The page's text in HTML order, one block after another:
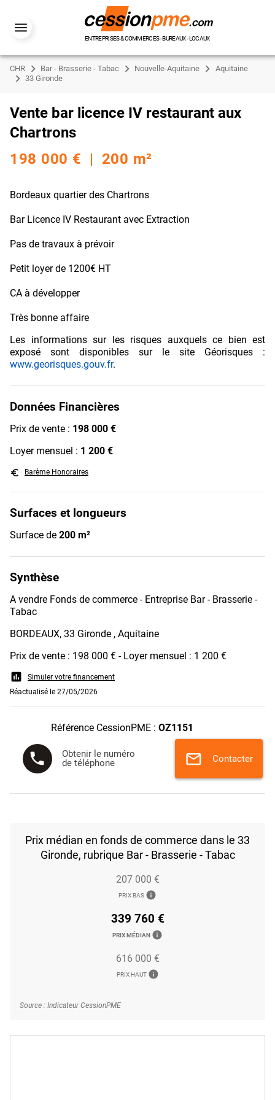
ENTREPRISES & COMMERCES - BUREAUX - LOCAUX
CHR Bar - Brasserie - Tabac Nouvelle-Aquitaine
Aquitaine
33 Gironde
Vente bar licence IV restaurant aux
Chartrons
198 000 € | 200 m²
Bordeaux quartier des Chartrons
Bar Licence IV Restaurant avec Extraction
Pas de travaux à prévoir
Petit loyer de 1200€ HT
CA à développer
Très bonne affaire
Les informations sur les risques auxquels ce bien est
exposé sont disponibles sur le site Géorisques :
www.georisques.gouv.fr.
Données Financières
Prix de vente : 198 000 €
Loyer mensuel : 1 200 €
euro_symbol Barème Honoraires
Surfaces et longueurs
Surface de 200 m²
Synthèse
A vendre Fonds de commerce - Entreprise Bar - Brasserie -
Tabac
BORDEAUX, 33 Gironde , Aquitaine
Prix de vente : 198 000 € - Loyer mensuel : 1 200 €
assessment
Simuler votre financement
Réactualisé le 27/05/2026
Référence CessionPME : OZ1151
phone
Obtenir le numéro
de téléphone
mail Contacter
Prix médian en fonds de commerce dans le 33
Gironde, rubrique Bar - Brasserie - Tabac
207 000 €
PRIX BAS info
339 760 €
PRIX MÉDIAN info
616 000 €
PRIX HAUT info
Source : Indicateur CessionPME